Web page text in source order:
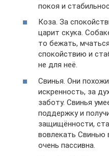
покоя и
Коза. За
царит скука.
то бежать,
спокойствию и
не для неё.
Свинья. Они
искренность, за
заботу. Свинья
поддержку и
защищённости,
вовлекать Свинью
очень пассивна.